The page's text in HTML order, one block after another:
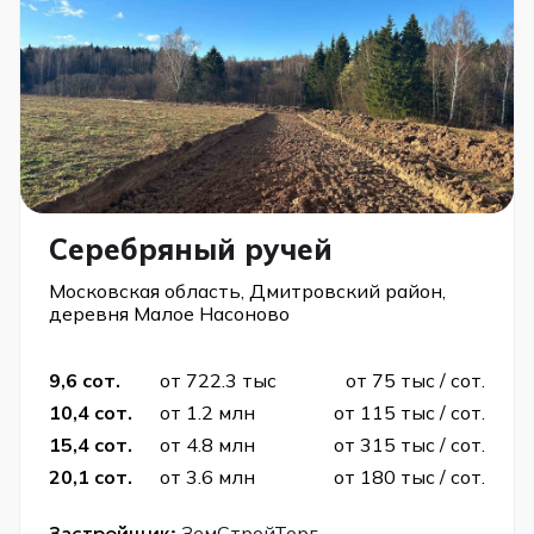
Серебряный ручей
Московская область, Дмитровский район,
деревня Малое Насоново
9,6 сот. от 722.3 тыс
от 75 тыс / сот.
10,4 сот.
от 1.2 млн
от 115 тыс / сот.
15,4 сот.
от 4.8 млн
от 315 тыс / сот.
20,1 сот.
от 3.6 млн от 180 тыс / сот.